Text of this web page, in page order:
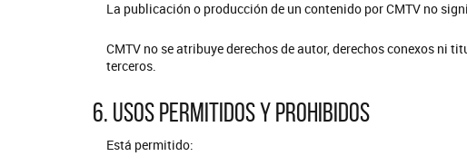
La publicación o producción de un contenido por CMTV no
CMTV no se atribuye derechos de autor, derechos conexos ni
terceros.
6. Usos permitidos y prohibidos
Está permitido: